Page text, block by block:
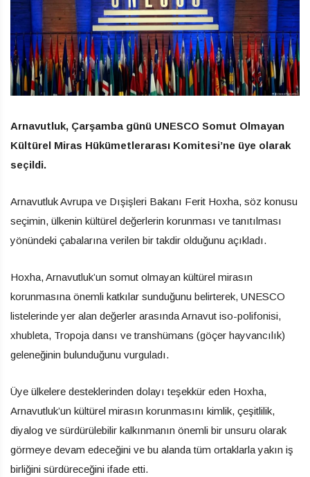
Arnavutluk, Çarşamba günü UNESCO Somut Olmayan
Kültürel Miras Hükümetlerarası Komitesi’ne üye olarak
seçildi.
Arnavutluk Avrupa ve Dışişleri Bakanı Ferit Hoxha, söz konusu
seçimin, ülkenin kültürel değerlerin korunması ve tanıtılması
yönündeki çabalarına verilen bir takdir olduğunu açıkladı.
Hoxha, Arnavutluk’un somut olmayan kültürel mirasın
korunmasına önemli katkılar sunduğunu belirterek, UNESCO
listelerinde yer alan değerler arasında Arnavut iso-polifonisi,
xhubleta, Tropoja dansı ve transhümans (göçer hayvancılık)
geleneğinin bulunduğunu vurguladı.
Üye ülkelere desteklerinden dolayı teşekkür eden Hoxha,
Arnavutluk’un kültürel mirasın korunmasını kimlik, çeşitlilik,
diyalog ve sürdürülebilir kalkınmanın önemli bir unsuru olarak
görmeye devam edeceğini ve bu alanda tüm ortaklarla yakın iş
birliğini sürdüreceğini ifade etti.